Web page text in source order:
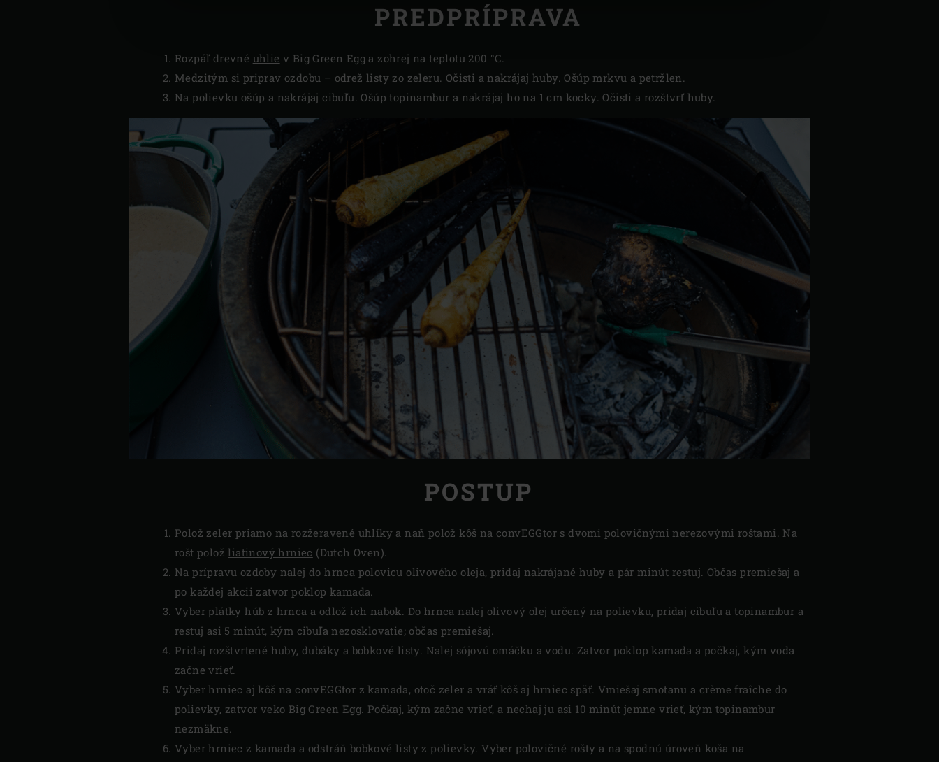
PREDPRÍPRAVA
Rozpáľ drevné uhlie v Big Green Egg a zohrej na teplotu 200 °C.
Medzitým si priprav ozdobu – odrež listy zo zeleru. Očisti a nakrájaj huby. Ošúp mrkvu a petržlen.
Na polievku ošúp a nakrájaj cibuľu. Ošúp topinambur a nakrájaj ho na 1 cm kocky. Očisti a rozštvrť huby.
POSTUP
Polož zeler priamo na rozžeravené uhlíky a naň polož kôš na convEGGtor s dvomi polovičnými nerezovými roštami. Na
rošt polož liatinový hrniec (Dutch Oven).
Na prípravu ozdoby nalej do hrnca polovicu olivového oleja, pridaj nakrájané huby a pár minút restuj. Občas premiešaj a
po každej akcii zatvor poklop kamada.
Vyber plátky húb z hrnca a odlož ich nabok. Do hrnca nalej olivový olej určený na polievku, pridaj cibuľu a topinambur a
restuj asi 5 minút, kým cibuľa nezosklovatie; občas premiešaj.
Pridaj rozštvrtené huby, dubáky a bobkové listy. Nalej sójovú omáčku a vodu. Zatvor poklop kamada a počkaj, kým voda
začne vrieť.
Vyber hrniec aj kôš na convEGGtor z kamada, otoč zeler a vráť kôš aj hrniec späť. Vmiešaj smotanu a crème fraîche do
polievky, zatvor veko Big Green Egg. Počkaj, kým začne vrieť, a nechaj ju asi 10 minút jemne vrieť, kým topinambur
nezmäkne.
Vyber hrniec z kamada a odstráň bobkové listy z polievky. Vyber polovičné rošty a na spodnú úroveň koša na